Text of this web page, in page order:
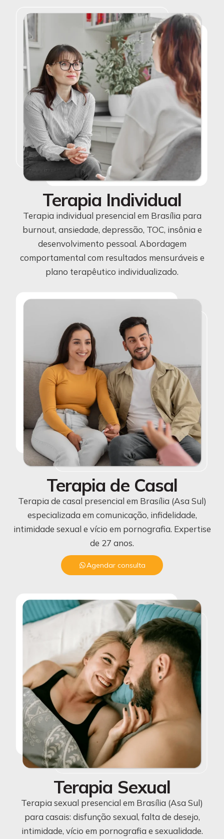
Terapia Individual
Terapia individual presencial em Brasília para
burnout, ansiedade, depressão, TOC, insônia e
desenvolvimento pessoal. Abordagem
comportamental com resultados mensuráveis e
plano terapêutico individualizado.
Terapia de Casal
Terapia de casal presencial em Brasília (Asa Sul)
especializada em comunicação, infidelidade,
intimidade sexual e vício em pornografia. Expertise
de 27 anos.
Agendar consulta
Terapia Sexual
Terapia sexual presencial em Brasília (Asa Sul)
para casais: disfunção sexual, falta de desejo,
intimidade, vício em pornografia e sexualidade.